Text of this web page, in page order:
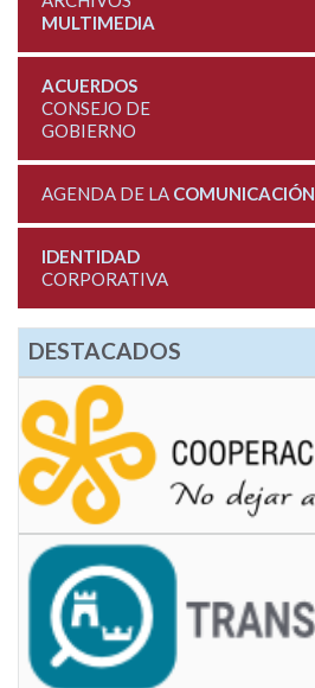
MULTIMEDIA
ACUERDOS
CONSEJO DE
GOBIERNO
AGENDA DE LA COMUNICACIÓN
IDENTIDAD
CORPORATIVA
DESTACADOS